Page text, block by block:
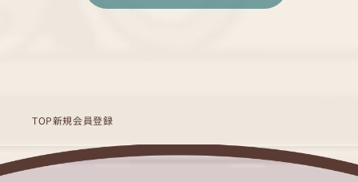
TOP新規会員登録